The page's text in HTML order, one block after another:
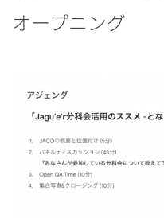
オープニング